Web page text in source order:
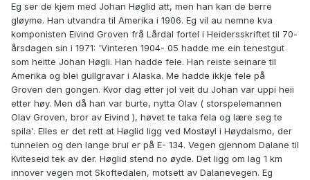
Eg ser de kjem med Johan Høglid att, men han kan de berre
gløyme. Han utvandra til Amerika i 1906. Eg vil au nemne kva
komponisten Eivind Groven frå Lårdal fortel i Heidersskriftet til 70-
årsdagen sin i 1971: 'Vinteren 1904- 05 hadde me ein tenestgut
som heitte Johan Høgli. Han hadde fele. Han reiste seinare til
Amerika og blei gullgravar i Alaska. Me hadde ikkje fele på
Groven den gongen. Kvor dag etter jol veit du Johan var uppi heii
etter høy. Men då han var burte, nytta Olav ( storspelemannen
Olav Groven, bror av Eivind ), høvet te taka fela og lære seg te
spila'. Elles er det rett at Høglid ligg ved Mostøyl i Høydalsmo, der
tunnelen og den lange brui er på E- 134. Vegen gjennom Dalane til
Kviteseid tek av der. Høglid stend no øyde. Det ligg om lag 1 km
innover vegen mot Skoftedalen, motsett av Dalanevegen. Eg